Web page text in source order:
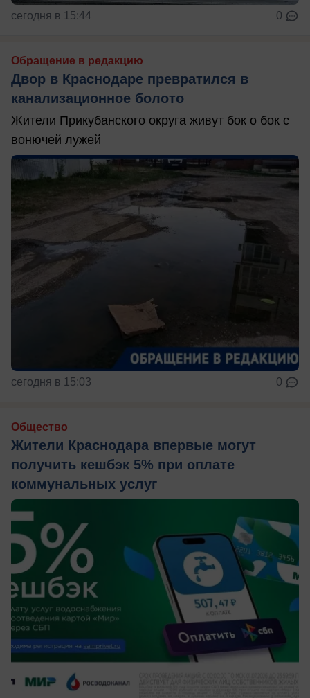
сегодня в 15:44 0
Обращение в редакцию
Двор в Краснодаре превратился в
канализационное болото
Жители Прикубанского округа живут бок о бок с
вонючей лужей
сегодня в 15:03 0
Общество
Жители Краснодара впервые могут
получить кешбэк 5% при оплате
коммунальных услуг